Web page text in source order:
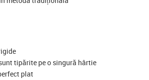
tipărite pe o singură hârtie
plat